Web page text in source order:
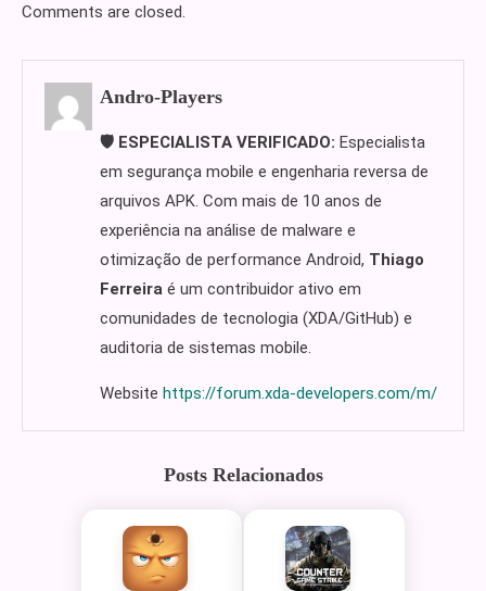
Comments are closed.
Andro-Players
🛡️ ESPECIALISTA VERIFICADO: Especialista
em segurança mobile e engenharia reversa de
arquivos APK. Com mais de 10 anos de
experiência na análise de malware e
otimização de performance Android, Thiago
Ferreira é um contribuidor ativo em
comunidades de tecnologia (XDA/GitHub) e
auditoria de sistemas mobile.
Website https://forum.xda-developers.com/m/
Posts Relacionados